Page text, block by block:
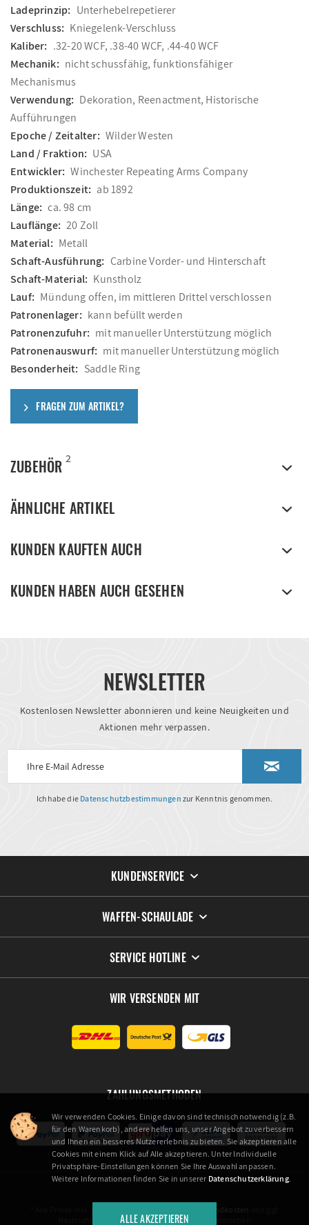
Ladeprinzip: Unterhebelrepetierer
Verschluss: Kniegelenk-Verschluss
Kaliber: .32-20 WCF, .38-40 WCF, .44-40 WCF
Mechanik: nicht schussfähig, funktionsfähiger
Mechanismus
Verwendung: Dekoration, Reenactment, Historische
Aufführungen
Epoche / Zeitalter: Wilder Westen
Land / Fraktion: USA
Entwickler: Winchester Repeating Arms Company
Produktionszeit: ab 1892
Länge: ca. 98 cm
Lauflänge: 20 Zoll
Material: Metall
Schaft-Ausführung: Carbine Vorder- und Hinterschaft
Schaft-Material: Kunstholz
Lauf: Mündung offen, im mittleren Drittel verschlossen
Patronenlager: kann befüllt werden
Patronenzufuhr: mit manueller Unterstützung möglich
Patronenauswurf: mit manueller Unterstützung möglich
Besonderheit: Saddle Ring
FRAGEN ZUM ARTIKEL?
ZUBEHÖR 2
ÄHNLICHE ARTIKEL
KUNDEN KAUFTEN AUCH
KUNDEN HABEN AUCH GESEHEN
NEWSLETTER
Kostenlosen Newsletter abonnieren und keine Neuigkeiten und
Aktionen mehr verpassen.
Ich habe die Datenschutzbestimmungen zur Kenntnis genommen.
KUNDENSERVICE
WAFFEN-SCHAULADE
SERVICE HOTLINE
WIR VERSENDEN MIT
ZAHLUNGSMETHODEN
Nachnahmegebühren, wenn nicht anders beschrieben
Wir verwenden Cookies. Einige davon sind technisch notwendig (z.B.
für den Warenkorb), andere helfen uns, unser Angebot zu verbessern
und Ihnen ein besseres Nutzererlebnis zu bieten. Sie akzeptieren alle
Cookies mit einem Klick auf Alle akzeptieren. Unter Individuelle
Privatsphäre-Einstellungen können Sie Ihre Auswahl anpassen.
Weitere Informationen finden Sie in unserer Datenschutzerklärung.
ALLE AKZEPTIEREN